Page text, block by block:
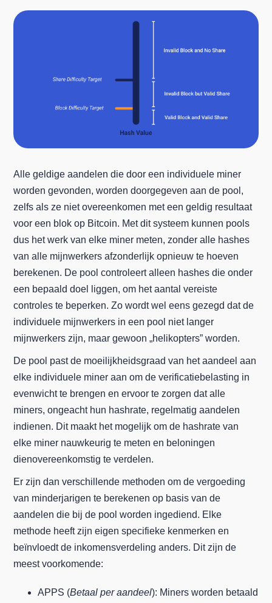
Alle geldige aandelen die door een individuele miner
worden gevonden, worden doorgegeven aan de pool,
zelfs als ze niet overeenkomen met een geldig resultaat
voor een blok op Bitcoin. Met dit systeem kunnen pools
dus het werk van elke miner meten, zonder alle hashes
van alle mijnwerkers afzonderlijk opnieuw te hoeven
berekenen. De pool controleert alleen hashes die onder
een bepaald doel liggen, om het aantal vereiste
controles te beperken. Zo wordt wel eens gezegd dat de
individuele mijnwerkers in een pool niet langer
mijnwerkers zijn, maar gewoon „helikopters” worden.
De pool past de moeilijkheidsgraad van het aandeel aan
elke individuele miner aan om de verificatiebelasting in
evenwicht te brengen en ervoor te zorgen dat alle
miners, ongeacht hun hashrate, regelmatig aandelen
indienen. Dit maakt het mogelijk om de hashrate van
elke miner nauwkeurig te meten en beloningen
dienovereenkomstig te verdelen.
Er zijn dan verschillende methoden om de vergoeding
van minderjarigen te berekenen op basis van de
aandelen die bij de pool worden ingediend. Elke
methode heeft zijn eigen specifieke kenmerken en
beïnvloedt de inkomensverdeling anders. Dit zijn de
meest voorkomende:
APPS (Betaal per aandeel): Miners worden betaald